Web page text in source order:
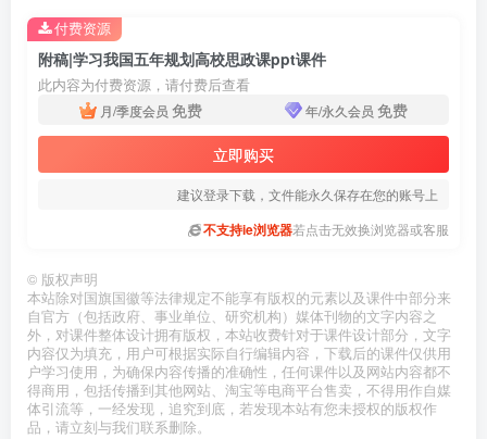
附稿|学习我国五年规划高校思政课ppt课件
此内容为付费资源，请付费后查看
月/季度会员 免费 年/永久会员 免费
立即购买
建议登录下载，文件能永久保存在您的账号上
不支持ie浏览器若点击无效换浏览器或客服
付费资源
© 版权声明
本站除对国旗国徽等法律规定不能享有版权的元素以及课件中部分来
自官方（包括政府、事业单位、研究机构）媒体刊物的文字内容之
外，对课件整体设计拥有版权，本站收费针对于课件设计部分，文字
内容仅为填充，用户可根据实际自行编辑内容，下载后的课件仅供用
户学习使用，为确保内容传播的准确性，任何课件以及网站内容都不
得商用，包括传播到其他网站、淘宝等电商平台售卖，不得用作自媒
体引流等，一经发现，追究到底，若发现本站有您未授权的版权作
品，请立刻与我们联系删除。